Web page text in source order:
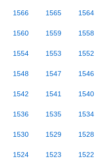
1566 1565 1564
1560 1559 1558
1554 1553 1552
1548 1547 1546
1542 1541 1540
1536 1535 1534
1530 1529 1528
1524 1523 1522